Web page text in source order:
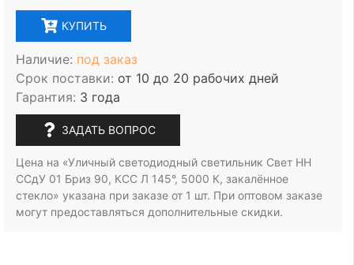
КУПИТЬ
Наличие: под заказ
Срок поставки: от 10 до 20 рабочих дней
Гарантия: 3 года
ЗАДАТЬ ВОПРОС
Цена на «Уличный светодиодный светильник Свет НН
ССдУ 01 Бриз 90, КСС Л 145°, 5000 К, закалённое
стекло» указана при заказе от 1 шт. При оптовом заказе
могут предоставляться дополнительные скидки.